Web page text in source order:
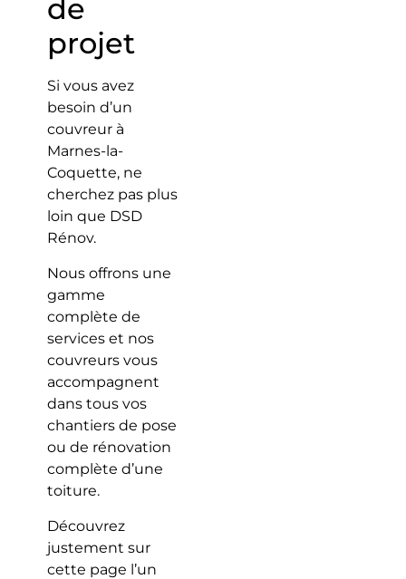
de
projet
Si vous avez
besoin d’un
couvreur à
Marnes-la-
Coquette, ne
cherchez pas plus
loin que DSD
Rénov.
Nous offrons une
gamme
complète de
services et nos
couvreurs vous
accompagnent
dans tous vos
chantiers de pose
ou de rénovation
complète d’une
toiture.
Découvrez
justement sur
cette page l’un